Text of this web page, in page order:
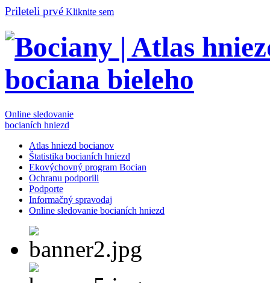
Prileteli prvé Kliknite sem
Online sledovanie
bocianích hniezd
Atlas hniezd bocianov
Štatistika bocianích hniezd
Ekovýchovný program Bocian
Ochranu podporili
Podporte
Informačný spravodaj
Online sledovanie bocianích hniezd